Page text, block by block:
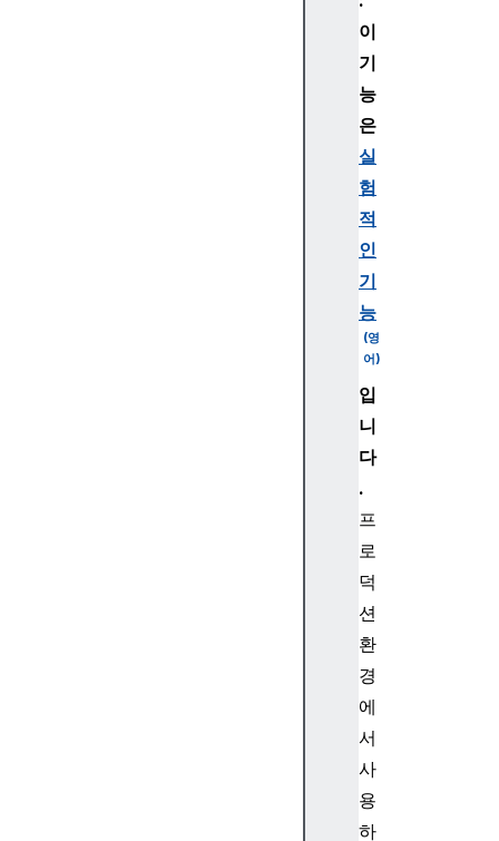
이
기
능
은
실
험
적
인
기
능
입
니
다
.
프
로
덕
션
환
경
에
서
사
용
하